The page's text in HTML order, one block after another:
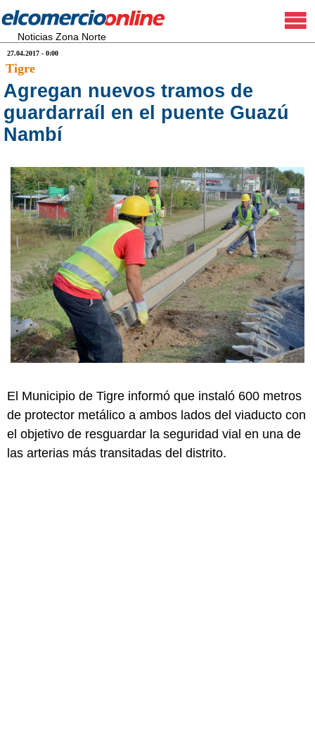
Noticias Zona Norte
27.04.2017 - 0:00
Tigre
Agregan nuevos tramos de
guardarraíl en el puente Guazú
Nambí
El Municipio de Tigre informó que instaló 600 metros
de protector metálico a ambos lados del viaducto con
el objetivo de resguardar la seguridad vial en una de
las arterias más transitadas del distrito.